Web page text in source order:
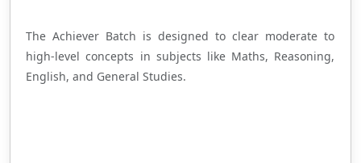
The Achiever Batch is designed to clear moderate to
high-level concepts in subjects like Maths, Reasoning,
English, and General Studies.